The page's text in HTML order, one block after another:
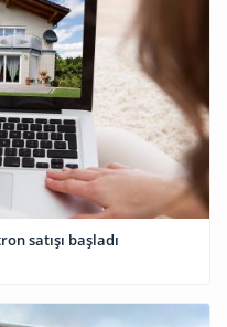
satışı başladı